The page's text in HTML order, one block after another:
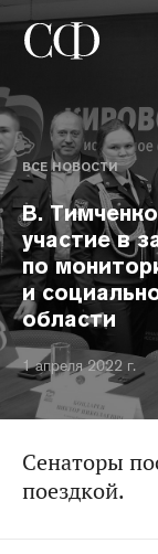
ВСЕ НОВОСТИ
В.
участие в
по
и
области
1 апреля 2022 г.
Сенаторы
поездкой.